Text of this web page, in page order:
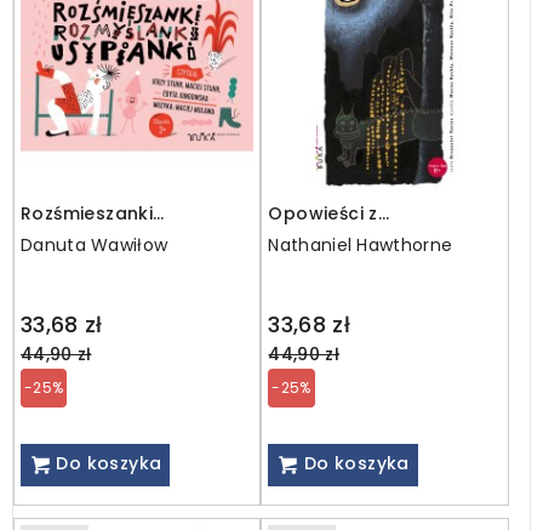
Rozśmieszanki
Rozmyślanki Usypianki /
mp3
Danuta Wawiłow
33,68 zł
Regular
price
44,90 zł
-25%
Do koszyka
Opowieści z
zaczarowanego lasu.
Złote Runo / mp3
Nathaniel Hawthorne
33,68 zł
Regular
price
44,90 zł
-25%
Do koszyka